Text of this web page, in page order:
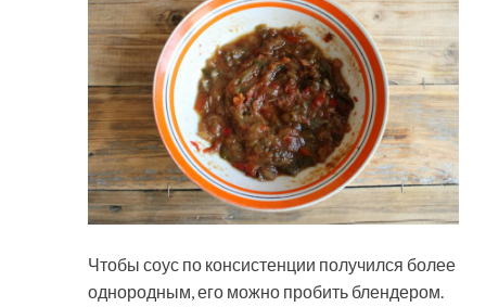
Чтобы соус по консистенции получился более
однородным, его можно пробить блендером.